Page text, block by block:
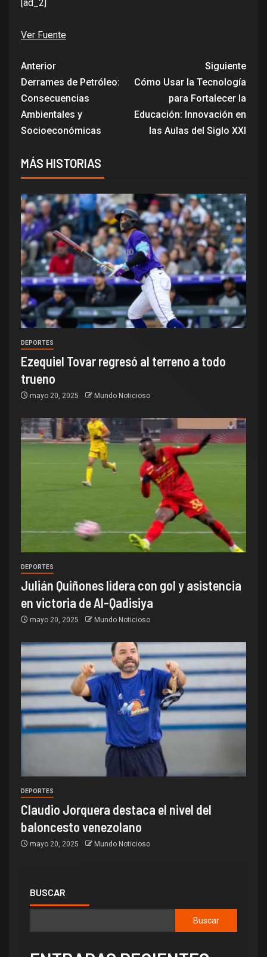
[ad_2]
Ver Fuente
Anterior
Derrames de Petróleo:
Consecuencias
Ambientales y
Socioeconómicas
Siguiente
Cómo Usar la Tecnología
para Fortalecer la
Educación: Innovación en
las Aulas del Siglo XXI
MÁS HISTORIAS
DEPORTES
Ezequiel Tovar regresó al terreno a todo
trueno
mayo 20, 2025 Mundo Noticioso
DEPORTES
Julián Quiñones lidera con gol y asistencia
en victoria de Al-Qadisiya
mayo 20, 2025 Mundo Noticioso
DEPORTES
Claudio Jorquera destaca el nivel del
baloncesto venezolano
mayo 20, 2025 Mundo Noticioso
BUSCAR
Buscar